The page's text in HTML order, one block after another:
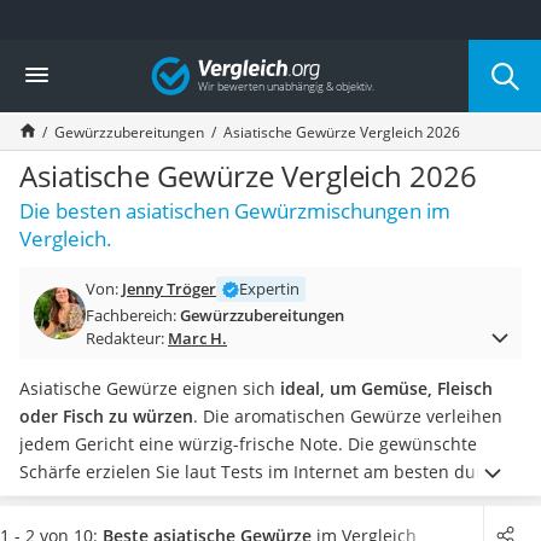
Die beliebtesten Vergleiche nach Kategorie
Lebensmittel
Schwarzkümmelöl
Knäckebrot
Schwarzkümmelöl-Kapseln
Manukahonig
Eiklar
Astronautenkost
Schwarzkümmelöl bio
Sardinen
Gemüsebrühe
Eiskaffee-Pulver
Irischer Whiskey
Grapefruitkernextrakt
Matcha-Set
Sojasauce
Vergleich
Gewürzzubereitungen Asiatische Gewürze Vergleich 2026
Asiatische Gewürze Vergleich 2026
Die besten asiatischen Gewürzmischungen im
Vergleich.
Von: Jenny Tröger
Expertin
Fachbereich:Gewürzzubereitungen
Redakteur: Marc H.
Asiatische Gewürze eignen sich ideal, um Gemüse, Fleisch
oder Fisch zu würzen. Die aromatischen Gewürze verleihen
jedem Gericht eine würzig-frische Note. Die gewünschte
Schärfe erzielen Sie laut Tests im Internet am besten durch
die Zugabe vonChili-Sauce.Wählen Sie jetzt eine
Vorratspackung asiatischer Gewürzeaus unserer
1 - 2 von 10: Beste asiatische Gewürze im Vergleich